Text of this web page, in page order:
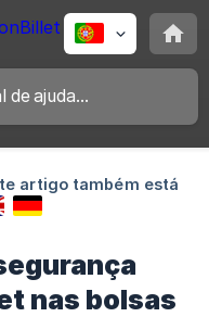
artigo também está
nas bolsas